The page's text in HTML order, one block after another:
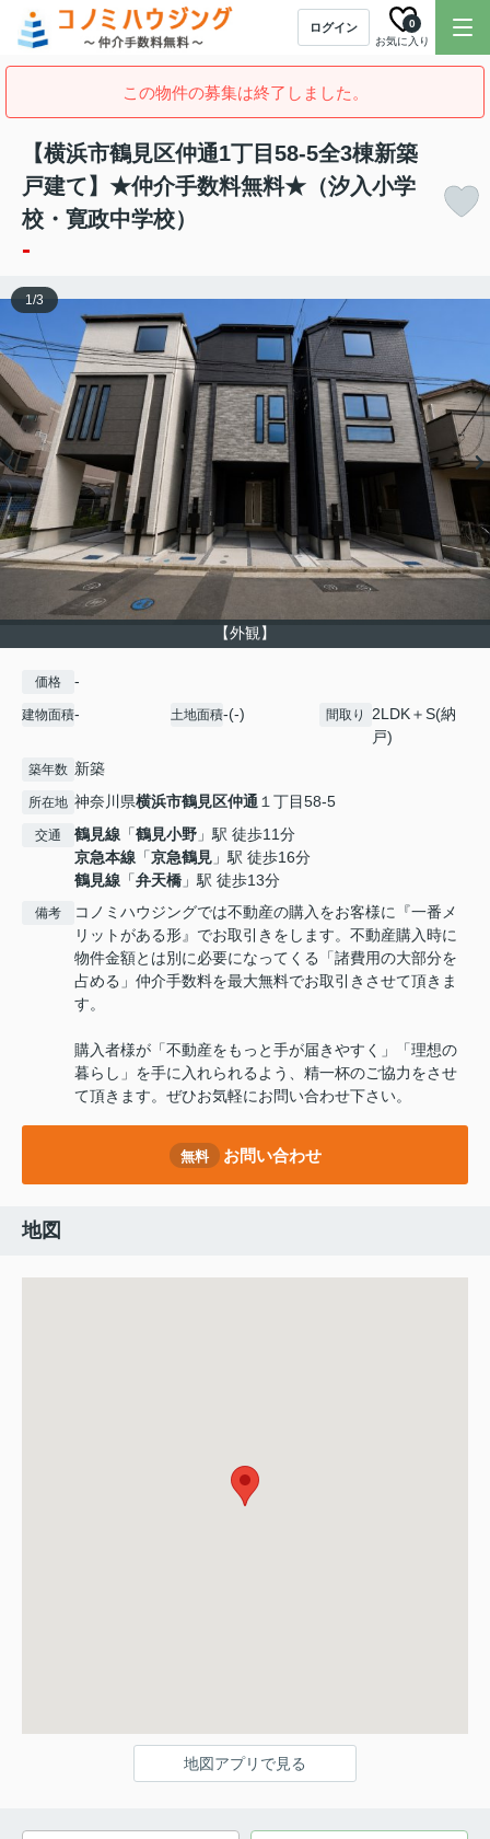
ログイン
お気に入り
0
この物件の募集は終了しました。
【横浜市鶴見区仲通1丁目58-5全3棟新築
戸建て】★仲介手数料無料★（汐入小学
校・寛政中学校）
-
【外観】
1/3
価格 -
建物面積- 土地面積-(-) 間取り
2LDK＋S(納
戸)
築年数 新築
所在地 神奈川県横浜市鶴見区仲通１丁目58-5
交通 鶴見線 「鶴見小野 」駅 徒歩11分
京急本線 「京急鶴見 」駅 徒歩16分
鶴見線 「弁天橋 」駅 徒歩13分
備考
コノミハウジングでは不動産の購入をお客様に『一番メ
リットがある形』でお取引きをします。不動産購入時に
物件金額とは別に必要になってくる「諸費用の大部分を
占める」仲介手数料を最大無料でお取引きさせて頂きま
す。
購入者様が「不動産をもっと手が届きやすく」「理想の
暮らし」を手に入れられるよう、精一杯のご協力をさせ
て頂きます。ぜひお気軽にお問い合わせ下さい。
無料 お問い合わせ
地図
地図アプリで見る